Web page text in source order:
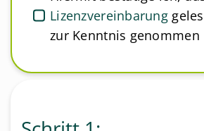
Lizenzvereinbarung
zur Kenntnis genommen